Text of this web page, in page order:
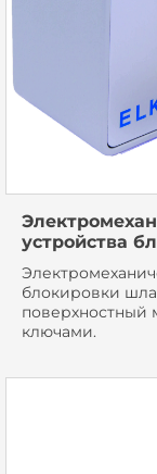
устройства
блокировки
поверхностный
ключами.